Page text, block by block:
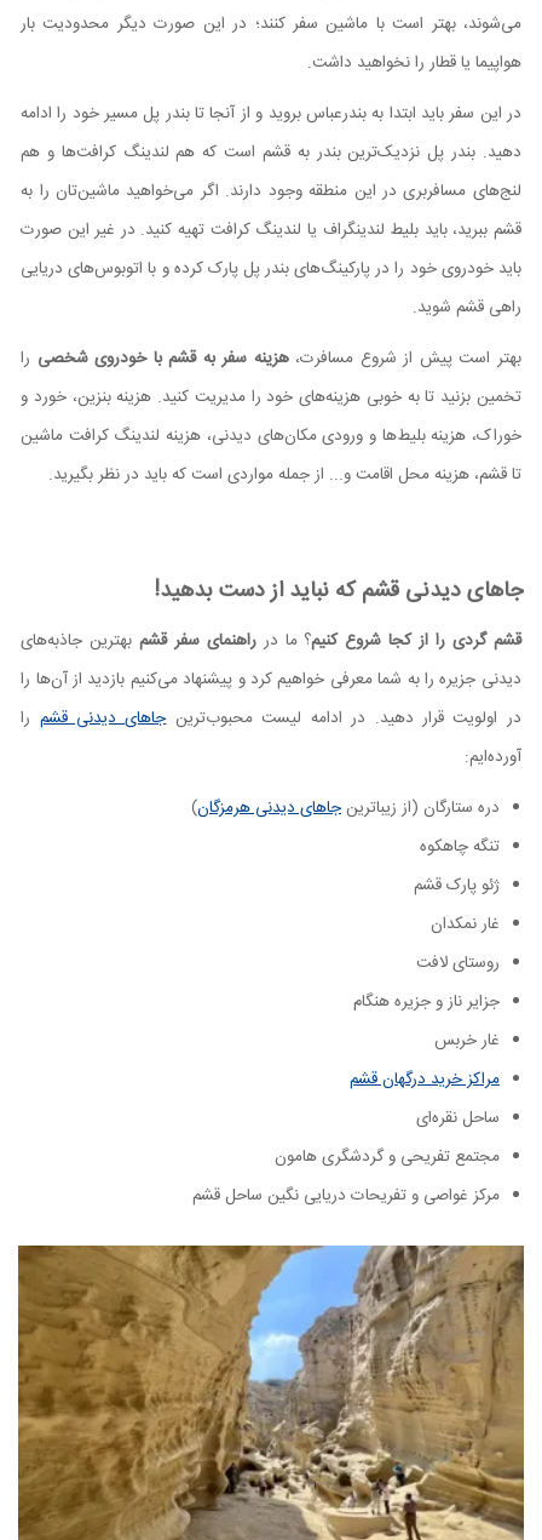
می‌شوند، بهتر است با ماشین سفر کنند؛ در این صورت دیگر محدودیت بار
هواپیما یا قطار را نخواهید داشت.
در این سفر باید ابتدا به بندرعباس بروید و از آنجا تا بندر پل مسیر خود را ادامه
دهید. بندر پل نزدیک‌ترین بندر به قشم است که هم لندینگ کرافت‌ها و هم
لنج‌های مسافربری در این منطقه وجود دارند. اگر می‌خواهید ماشین‌تان را به
قشم ببرید، باید بلیط لندینگراف یا لندینگ کرافت تهیه کنید. در غیر این صورت
باید خودروی خود را در پارکینگ‌های بندر پل پارک کرده و با اتوبوس‌های دریایی
راهی قشم شوید.
بهتر است پیش از شروع مسافرت،هزینه سفر به قشم با خودروی شخصی را
تخمین بزنید تا به خوبی هزینه‌های خود را مدیریت کنید. هزینه بنزین، خورد و
خوراک، هزینه بلیط‌ها و ورودی‌ مکان‌های دیدنی، هزینه لندینگ کرافت ماشین
تا قشم، هزینه محل اقامت و... از جمله مواردی است که باید در نظر بگیرید.
جاهای دیدنی قشم که نباید از دست بدهید!
قشم گردی را از کجا شروع کنیم؟ ما درراهنمای سفر قشم بهترین جاذبه‌های
دیدنی جزیره را به شما معرفی خواهیم کرد و پیشنهاد می‌کنیم بازدید از آن‌ها را
در اولویت قرار دهید. در ادامه لیست محبوب‌ترینجاهای دیدنی قشم را
آورده‌ایم:
دره ستارگان (از زیباترینجاهای دیدنی هرمزگان)
تنگه چاهکوه
ژئو پارک قشم
غار نمکدان
روستای لافت
جزایر ناز و جزیره هنگام
غار خربس
مراکز خرید درگهان قشم
ساحل نقره‌ای
مجتمع تفریحی و گردشگری هامون
مرکز غواصی و تفریحات دریایی نگین ساحل قشم